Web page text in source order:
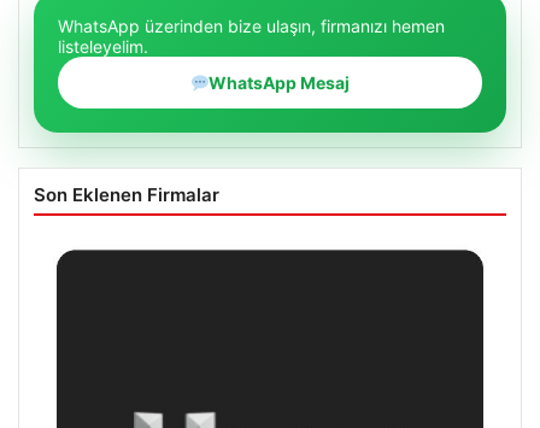
WhatsApp üzerinden bize ulaşın, firmanızı hemen
listeleyelim.
WhatsApp Mesaj
Son Eklenen Firmalar